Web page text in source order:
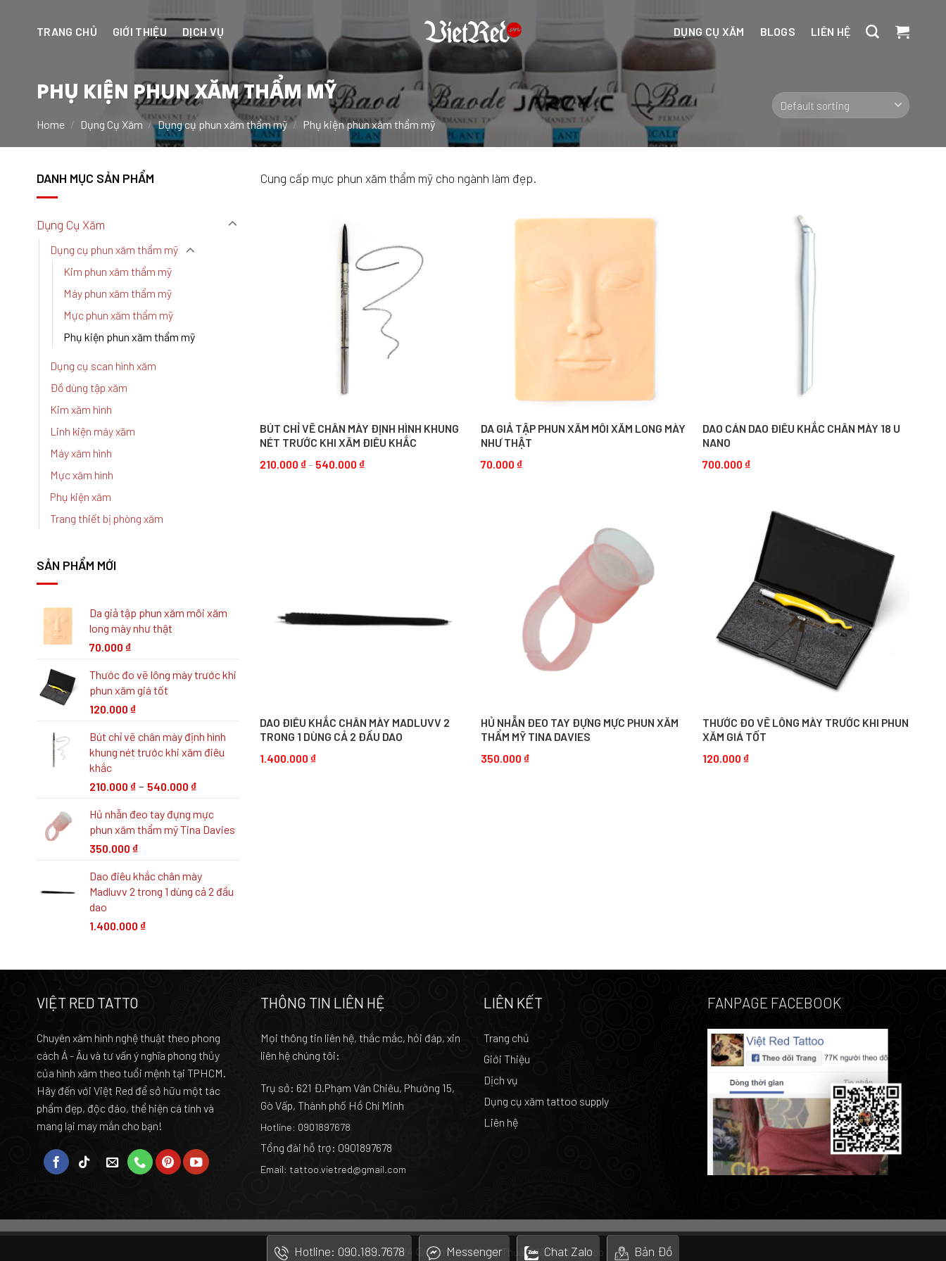
Hotline: 090.189.7678 Messenger Chat Zalo Bản Đồ
TRANG CHỦ GIỚI THIỆU DỊCH VỤ DỤNG CỤ XĂM BLOGS LIÊN HỆ
PHỤ KIỆN PHUN XĂM THẨM MỸ
Home / Dụng Cụ Xăm / Dụng cụ phun xăm thẩm mỹ / Phụ kiện phun xăm thẩm mỹ
DANH MỤC SẢN PHẨM
Dụng Cụ Xăm
Dụng cụ phun xăm thẩm mỹ
Kim phun xăm thẩm mỹ
Máy phun xăm thẩm mỹ
Mực phun xăm thẩm mỹ
Phụ kiện phun xăm thẩm mỹ
Dụng cụ scan hình xăm
Đồ dùng tập xăm
Kim xăm hình
Linh kiện máy xăm
Máy xăm hình
Mực xăm hình
Phụ kiện xăm
Trang thiết bị phòng xăm
SẢN PHẨM MỚI
Da giả tập phun xăm môi xăm
long mày như thật
70.000 ₫
Thước đo vẽ lông mày trước khi
phun xăm giá tốt
120.000 ₫
Bút chỉ vẽ chân mày định hình
khung nét trước khi xăm điêu
khắc
210.000 ₫ – 540.000 ₫
Hủ nhẫn đeo tay đựng mực
phun xăm thẩm mỹ Tina Davies
350.000 ₫
Dao điêu khắc chân mày
Madluvv 2 trong 1 dùng cả 2 đầu
dao
1.400.000 ₫
Cung cấp mực phun xăm thẩm mỹ cho ngành làm đẹp.
BÚT CHỈ VẼ CHÂN MÀY ĐỊNH HÌNH KHUNG
NÉT TRƯỚC KHI XĂM ĐIÊU KHẮC
210.000 ₫– 540.000 ₫
DA GIẢ TẬP PHUN XĂM MÔI XĂM LONG MÀY
NHƯ THẬT
70.000 ₫
DAO CÁN DAO ĐIÊU KHẮC CHÂN MÀY 18 U
NANO
700.000 ₫
DAO ĐIÊU KHẮC CHÂN MÀY MADLUVV 2
TRONG 1 DÙNG CẢ 2 ĐẦU DAO
1.400.000 ₫
HỦ NHẪN ĐEO TAY ĐỰNG MỰC PHUN XĂM
THẨM MỸ TINA DAVIES
350.000 ₫
THƯỚC ĐO VẼ LÔNG MÀY TRƯỚC KHI PHUN
XĂM GIÁ TỐT
120.000 ₫
VIỆT RED TATTO
Chuyên xăm hình nghệ thuật theo phong
cách Á - Âu và tư vấn ý nghĩa phong thủy
của hình xăm theo tuổi mệnh tại TPHCM.
Hãy đến với Việt Red để sở hữu một tác
phẩm đẹp, độc đáo, thể hiện cá tính và
mang lại may mắn cho bạn!
THÔNG TIN LIÊN HỆ
Mọi thông tin liên hệ, thắc mắc, hỏi đáp, xin
liên hệ chúng tôi:
Trụ sở: 621 Đ.Phạm Văn Chiêu, Phường 15,
Gò Vấp, Thành phố Hồ Chí Minh
Hotline: 0901897678
Tổng đài hỗ trợ: 0901897678
Email: tattoo.vietred@gmail.com
LIÊN KẾT
Trang chủ
Giới Thiệu
Dịch vụ
Dụng cụ xăm tattoo supply
Liên hệ
FANPAGE FACEBOOK
Copyright 2024 © Xăm Hình Nghệ Thuật Việt Red Tattoo